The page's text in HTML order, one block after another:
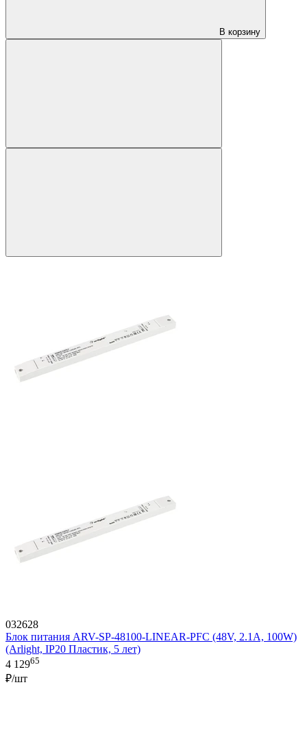
В корзину
032628
Блок питания ARV-SP-48100-LINEAR-PFC (48V, 2.1A, 100W)
(Arlight, IP20 Пластик, 5 лет)
4 12965
₽/шт